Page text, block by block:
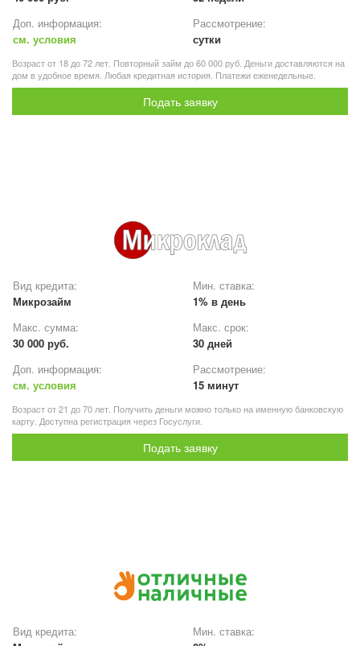
Доп. информация:
см. условия
Рассмотрение:
сутки
Возраст от 18 до 72 лет. Повторный займ до 60 000 руб. Деньги доставляются на
дом в удобное время. Любая кредитная история. Платежи еженедельные.
Подать заявку
Вид кредита:
Микрозайм
Мин. ставка:
1% в день
Макс. сумма:
30 000 руб.
Макс. срок:
30 дней
Доп. информация:
см. условия
Рассмотрение:
15 минут
Возраст от 21 до 70 лет. Получить деньги можно только на именную банковскую
карту. Доступна регистрация через Госуслуги.
Подать заявку
Вид кредита:
Мин. ставка: